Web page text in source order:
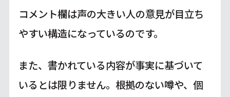
コメント欄は声の大きい人の意見が目立ち
やすい構造になっているのです。
また、書かれている内容が事実に基づいて
いるとは限りません。根拠のない噂や、個